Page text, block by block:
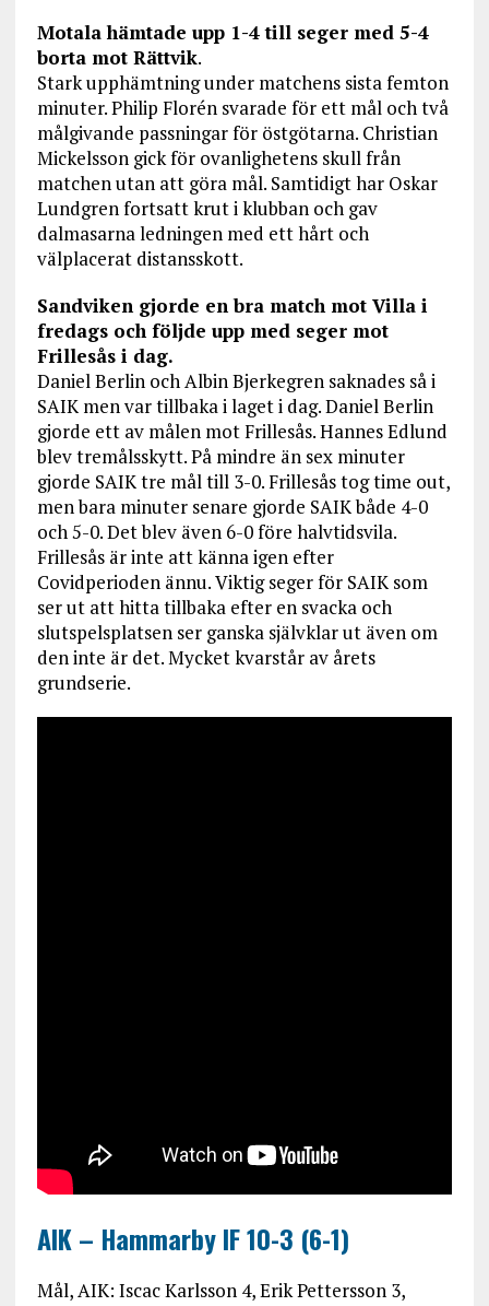
Motala hämtade upp 1-4 till seger med 5-4
borta mot Rättvik.
Stark upphämtning under matchens sista femton
minuter. Philip Florén svarade för ett mål och två
målgivande passningar för östgötarna. Christian
Mickelsson gick för ovanlighetens skull från
matchen utan att göra mål. Samtidigt har Oskar
Lundgren fortsatt krut i klubban och gav
dalmasarna ledningen med ett hårt och
välplacerat distansskott.
Sandviken gjorde en bra match mot Villa i
fredags och följde upp med seger mot
Frillesås i dag.
Daniel Berlin och Albin Bjerkegren saknades så i
SAIK men var tillbaka i laget i dag. Daniel Berlin
gjorde ett av målen mot Frillesås. Hannes Edlund
blev tremålsskytt. På mindre än sex minuter
gjorde SAIK tre mål till 3-0. Frillesås tog time out,
men bara minuter senare gjorde SAIK både 4-0
och 5-0. Det blev även 6-0 före halvtidsvila.
Frillesås är inte att känna igen efter
Covidperioden ännu. Viktig seger för SAIK som
ser ut att hitta tillbaka efter en svacka och
slutspelsplatsen ser ganska självklar ut även om
den inte är det. Mycket kvarstår av årets
grundserie.
AIK – Hammarby IF 10-3 (6-1)
Mål, AIK: Iscac Karlsson 4, Erik Pettersson 3,